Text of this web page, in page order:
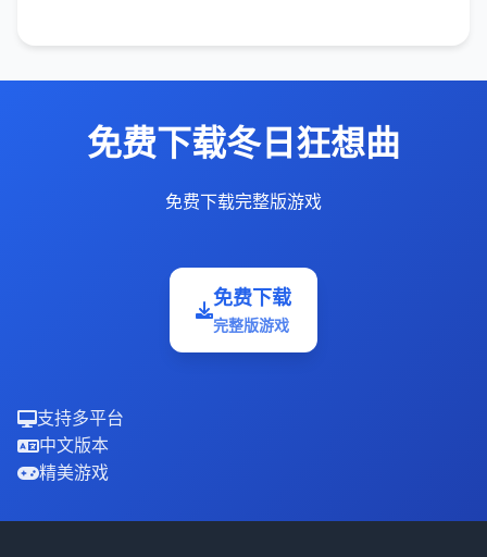
免费下载冬日狂想曲
免费下载完整版游戏
免费下载
完整版游戏
支持多平台
中文版本
精美游戏